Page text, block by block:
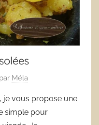
par Méla
je vous propose une
simple pour